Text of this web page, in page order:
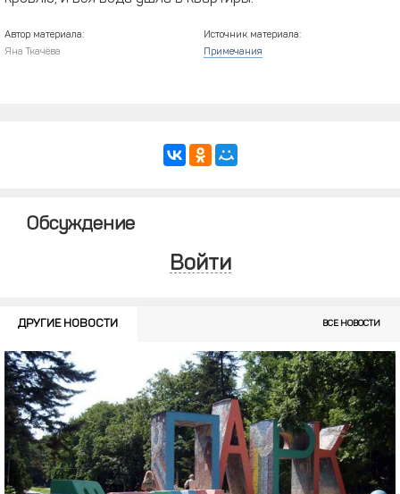
Автор материала:
Яна Ткачёва
Источник материала:
Примечания
Обсуждение
Войти
ДРУГИЕ НОВОСТИ ВСЕ НОВОСТИ